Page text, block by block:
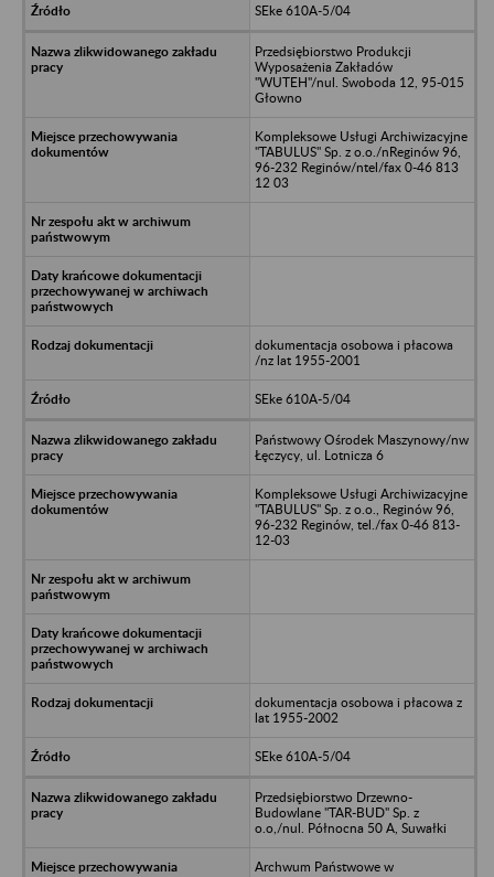
SEke 610A-5/04
Przedsiębiorstwo Produkcji
Wyposażenia Zakładów
"WUTEH"/nul. Swoboda 12, 95-015
Głowno
Kompleksowe Usługi Archiwizacyjne
"TABULUS" Sp. z o.o./nReginów 96,
96-232 Reginów/ntel/fax 0-46 813
12 03
dokumentacja osobowa i płacowa
/nz lat 1955-2001
SEke 610A-5/04
Państwowy Ośrodek Maszynowy/nw
Łęczycy, ul. Lotnicza 6
Kompleksowe Usługi Archiwizacyjne
"TABULUS" Sp. z o.o., Reginów 96,
96-232 Reginów, tel./fax 0-46 813-
12-03
dokumentacja osobowa i płacowa z
lat 1955-2002
SEke 610A-5/04
Przedsiębiorstwo Drzewno-
Budowlane "TAR-BUD" Sp. z
o.o,/nul. Północna 50 A, Suwałki
Archwum Państwowe w